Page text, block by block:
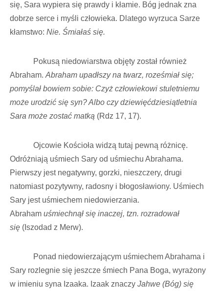
się, Sara wypiera się prawdy i kłamie. Bóg jednak zna
dobrze serce i myśli człowieka. Dlatego wyrzuca Sarze
kłamstwo: Nie. Śmiałaś się.
Pokusą niedowiarstwa objęty został również
Abraham.Abraham upadłszy na twarz, roześmiał się;
pomyślał bowiem sobie: Czyż człowiekowi stuletniemu
może urodzić się syn? Albo czy dziewięćdziesiątletnia
Sara może zostać matką (Rdz 17, 17).
Ojcowie Kościoła widzą tutaj pewną różnicę.
Odróżniają uśmiech Sary od uśmiechu Abrahama.
Pierwszy jest negatywny, gorzki, nieszczery, drugi
natomiast pozytywny, radosny i błogosławiony. Uśmiech
Sary jest uśmiechem niedowierzania.
Abraham uśmiechnął się inaczej, tzn. rozradował
się (Iszodad z Merw).
Ponad niedowierzającym uśmiechem Abrahama i
Sary rozlegnie się jeszcze śmiech Pana Boga, wyrażony
w imieniu syna Izaaka. Izaak znaczy Jahwe (Bóg) się